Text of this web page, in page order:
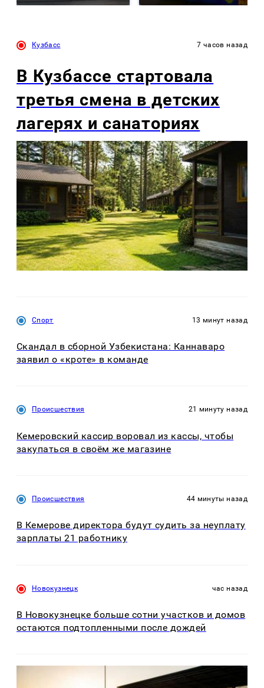
Кузбасс 7 часов назад
В Кузбассе стартовала
третья смена в детских
лагерях и санаториях
Спорт 13 минут назад
Скандал в сборной Узбекистана: Каннаваро
заявил о «кроте» в команде
Происшествия 21 минуту назад
Кемеровский кассир воровал из кассы, чтобы
закупаться в своём же магазине
Происшествия 44 минуты назад
В Кемерове директора будут судить за неуплату
зарплаты 21 работнику
Новокузнецк час назад
В Новокузнецке больше сотни участков и домов
остаются подтопленными после дождей